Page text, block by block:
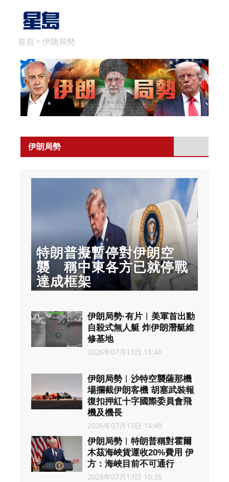
首頁 > 伊朗局勢
伊朗局勢
特朗普擬暫停對伊朗空
襲 稱中東各方已就停戰
達成框架
伊朗局勢·有片︱美軍首出動
自殺式無人艇 炸伊朗潛艇維
修基地
2026年07月13日 15:48
伊朗局勢︱沙特空襲薩那機
場攔截伊朗客機 胡塞武裝報
復扣押紅十字國際委員會飛
機及機長
2026年07月13日 14:49
伊朗局勢︱特朗普稱對霍爾
木茲海峽貨運收20%費用 伊
方：海峽目前不可通行
2026年07月13日 10:35